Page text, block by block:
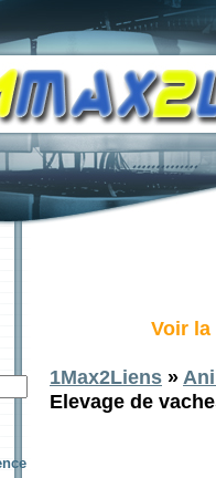
Voir la
1Max2Liens »
Elevage de